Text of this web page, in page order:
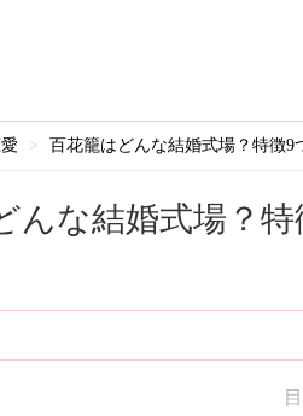
百花籠はどんな結婚式場？特徴9
んな結婚式場？